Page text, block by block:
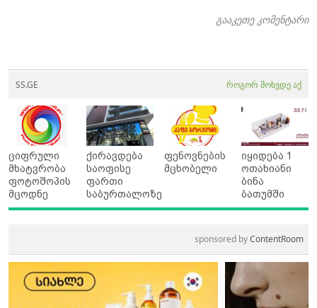
გააკეთე კომენტარი
SS.GE როგორ მოხვდე აქ
ციფრული
მხატვრობა
ფოტოშოპის
მცოდნე
ქირავდება
საოფისე
ფართი
საბურთალოზე
ფენოვნების
მცხობელი
იყიდება 1
ოთახიანი
ბინა
ბათუმში
sponsored byContentRoom